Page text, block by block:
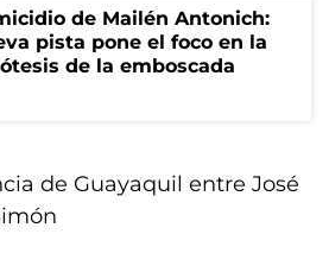
de Mailén Antonich:
pista pone el foco en la
de la emboscada
de Guayaquil entre José